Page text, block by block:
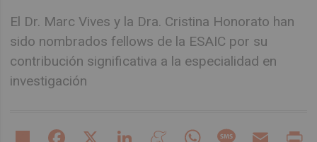
El Dr. Marc Vives y la Dra. Cristina Honorato han
sido nombrados fellows de la ESAIC por su
contribución significativa a la especialidad en
investigación
Share Facebook LinkedIn MeneameWhatsAppMessageEmail